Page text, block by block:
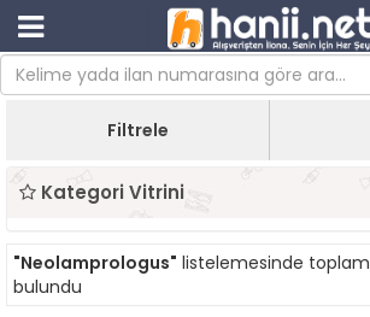
Filtrele
Kategori Vitrini
"Neolamprologus" listelemesinde toplam
bulundu